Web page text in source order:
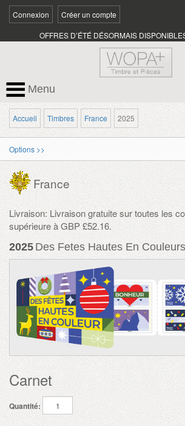
Connexion Créer un compte
OFFRES D’ÉTÉ DÉSORMAIS
Menu
Accueil Timbres France 2025
Options >>
France
Livraison: Livraison gratuite sur toutes les
supérieure à GBP £52.16.
2025 Des Fetes Hautes En
Carnet
Quantité: